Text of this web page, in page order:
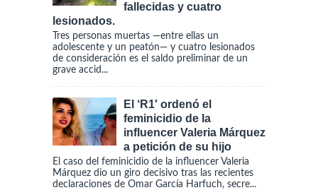
fallecidas y cuatro
lesionados.
Tres personas muertas —entre ellas un
adolescente y un peatón— y cuatro lesionados
de consideración es el saldo preliminar de un
grave accid...
El ‘R1′ ordenó el
feminicidio de la
influencer Valeria Márquez
a petición de su hijo
El caso del feminicidio de la influencer Valeria
Márquez dio un giro decisivo tras las recientes
declaraciones de Omar García Harfuch, secre...